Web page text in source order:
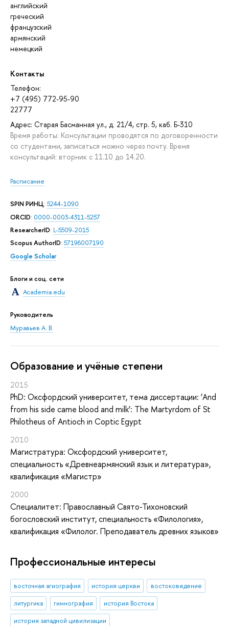
английский
греческий
французский
армянский
немецкий
Контакты
Телефон:
+7 (495) 772-95-90
22777
Адрес: Старая Басманная ул., д. 21/4, стр. 5, каб. Б-310
Время работы: Консультации проводятся по договоренности
со студентами, записаться можно через почту. Время
консультаций: вторник с 11.10 до 14.20.
Расписание
SPIN РИНЦ: 5244-1090
ORCID: 0000-0003-4311-5257
ResearcherID: L-5509-2015
Scopus AuthorID: 57196007190
Google Scholar
Блоги и соц. сети
Academia.edu
Руководитель
Муравьев А. В.
Oбразование и учёные степени
2015
PhD: Оксфордский университет, тема диссертации: ’And
from his side came blood and milk’: The Martyrdom of St
Philotheus of Antioch in Coptic Egypt
2010
Магистратура: Оксфордский университет,
специальность «Древнеармянский язык и литература»,
квалификация «Магистр»
2000
Специалитет: Православный Свято-Тихоновский
богословский институт, специальность «Филология»,
квалификация «Филолог. Преподаватель древних языков»
Профессиональные интересы
восточная агиография история церкви
востоковедение
литургика
гимнография
история Востока
история западной цивилизации